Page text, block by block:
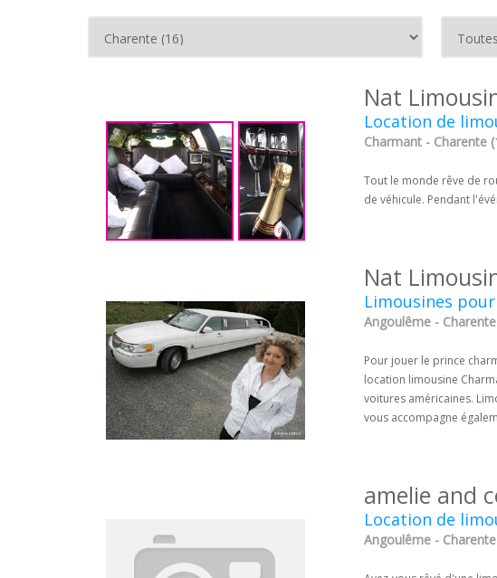
Nat
Location de
Charmant - Charente
Tout le monde rêve de
de véhicule. Pendant
Nat
Limousines
Angoulême -
Pour jouer le prince
location limousine
voitures américaines.
vous accompagne
amelie and
Location de
Angoulême -